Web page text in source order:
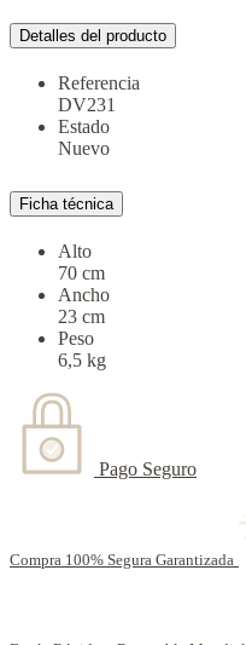
Detalles del producto
Referencia
DV231
Estado
Nuevo
Ficha técnica
Alto
70 cm
Ancho
23 cm
Peso
6,5 kg
Pago Seguro
Compra 100% Segura Garantizada